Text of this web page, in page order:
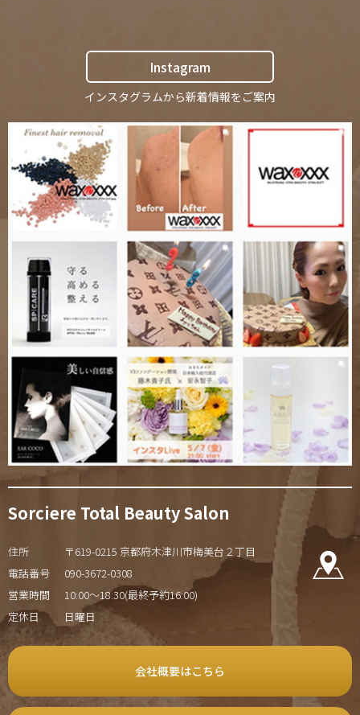
Instagram
インスタグラムから新着情報をご案内
Sorciere Total Beauty Salon
住所
〒619-0215 京都府木津川市梅美台２丁目
電話番号
090-3672-0308
営業時間
10:00～18:30(最終予約16:00)
定休日
日曜日
会社概要はこちら